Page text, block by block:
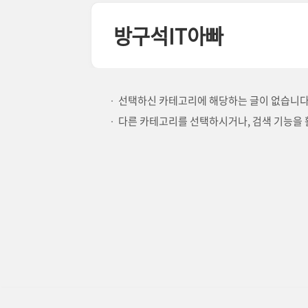
방구석IT아빠
선택하신 카테고리에 해당하는 글이 없습니
다른 카테고리를 선택하시거나, 검색 기능을